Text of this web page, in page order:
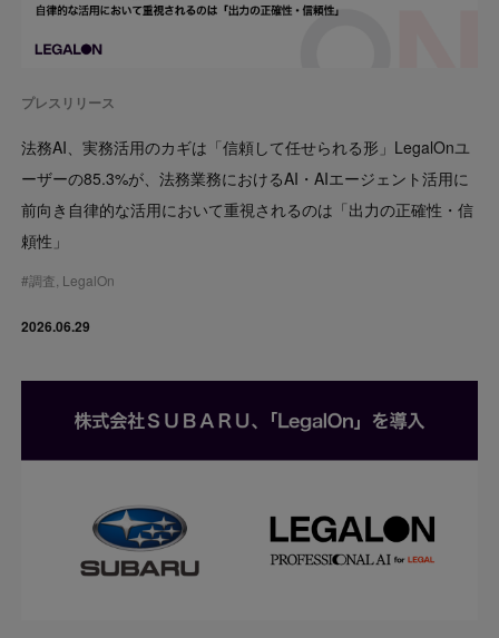
プレスリリース
法務AI、実務活用のカギは「信頼して任せられる形」LegalOnユ
ーザーの85.3%が、法務業務におけるAI・AIエージェント活用に
前向き自律的な活用において重視されるのは「出力の正確性・信
頼性」
#調査 LegalOn
2026.06.29